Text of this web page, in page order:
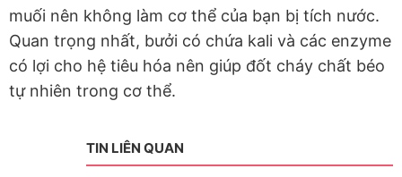
muối nên không làm cơ thể của bạn bị tích nước.
Quan trọng nhất, bưởi có chứa kali và các enzyme
có lợi cho hệ tiêu hóa nên giúp đốt cháy chất béo
tự nhiên trong cơ thể.
TIN LIÊN QUAN